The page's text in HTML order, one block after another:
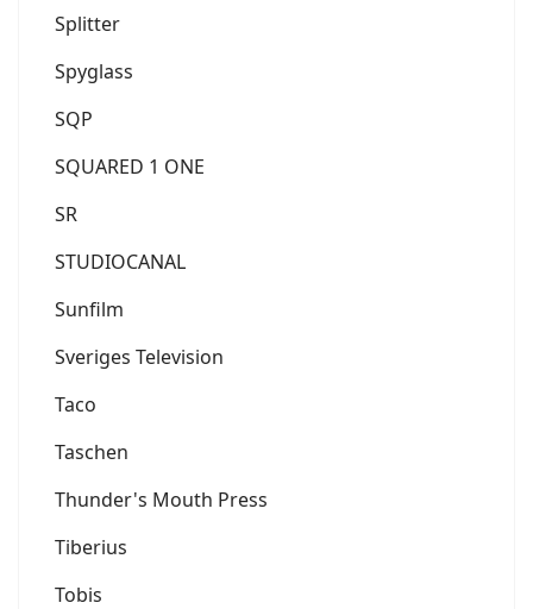
Splitter
Spyglass
SQP
SQUARED 1 ONE
SR
STUDIOCANAL
Sunfilm
Sveriges Television
Taco
Taschen
Thunder's Mouth Press
Tiberius
Tobis